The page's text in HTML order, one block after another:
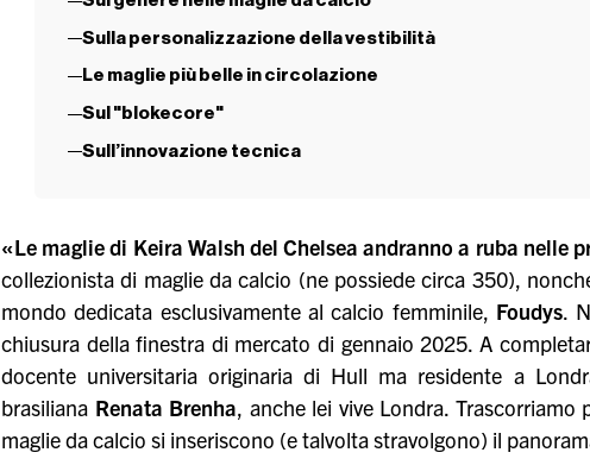
Sulla personalizzazione della vestibilità
Le maglie più belle in circolazione
Sul "blokecore"
Sull’innovazione tecnica
«Le maglie di Keira Walsh del Chelsea andranno a ruba nelle
collezionista di maglie da calcio (ne possiede circa 350),
mondo dedicata esclusivamente al calcio femminile, Foudys.
chiusura della finestra di mercato di gennaio 2025. A
docente universitaria originaria di Hull ma residente a
brasiliana Renata Brenha, anche lei vive Londra.
maglie da calcio si inseriscono (e talvolta stravolgono) il